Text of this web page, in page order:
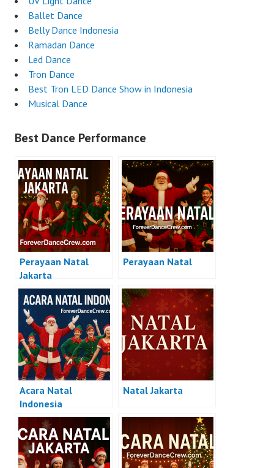
Ballet Dance
Belly Dance Indonesia
Ramadan Dance
Led Dance
Tron Dance
Best Tron LED Dance Show in Indonesia
Musical Dance
Best Dance Performance
Perayaan Natal
Jakarta
Perayaan Natal
Acara Natal
Indonesia
Natal Jakarta